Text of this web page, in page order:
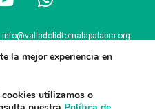
info@valladolidtomalapalabra.org
+34 983 426 124
la mejor experiencia en
cookies utilizamos o